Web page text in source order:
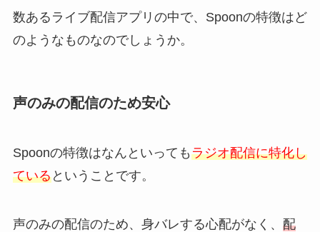
数あるライブ配信アプリの中で、Spoonの特徴はど
のようなものなのでしょうか。
声のみの配信のため安心
Spoonの特徴はなんといってもラジオ配信に特化し
ているということです。
声のみの配信のため、身バレする心配がなく、 配